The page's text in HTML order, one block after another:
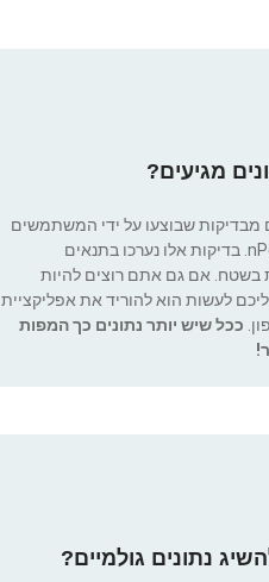
מגיעים?
מבדיקות שבוצעו על ידי המשתמשים
באפליקציית nPerf. בדיקות אלו נערכו בתנאים
בשטח. אם גם אתם רוצים להיות
לעשות הוא להוריד את אפליקציית
ככל שיש יותר נתונים כך המפות
נתונים גולמיים?